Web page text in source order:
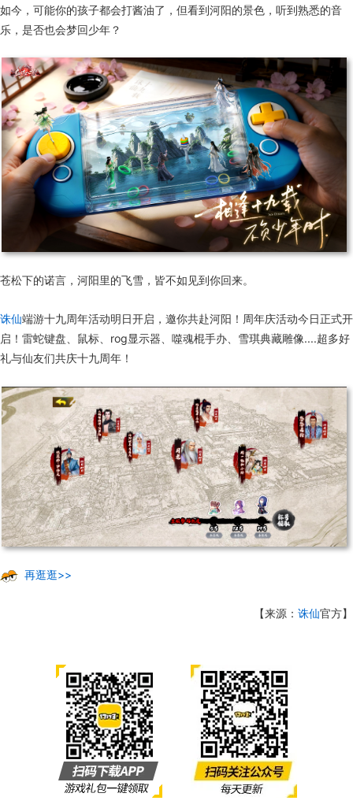
如今，可能你的孩子都会打酱油了，但看到河阳的景色，听到熟悉的音
乐，是否也会梦回少年？
苍松下的诺言，河阳里的飞雪，皆不如见到你回来。
诛仙端游十九周年活动明日开启，邀你共赴河阳！周年庆活动今日正式开
启！雷蛇键盘、鼠标、rog显示器、噬魂棍手办、雪琪典藏雕像....超多好
礼与仙友们共庆十九周年！
再逛逛>>
【来源： 诛仙官方】